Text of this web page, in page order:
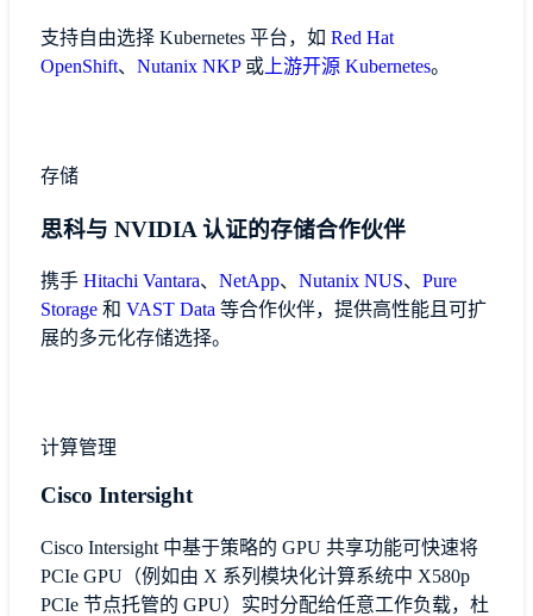
支持自由选择 Kubernetes 平台，如 Red Hat
OpenShift、 Nutanix NKP或上游开源 Kubernetes。
存储
思科与 NVIDIA 认证的存储合作伙伴
携手 Hitachi Vantara、 NetApp、 Nutanix NUS、 Pure
Storage和 VAST Data 等合作伙伴，提供高性能且可扩
展的多元化存储选择。
计算管理
Cisco Intersight
Cisco Intersight 中基于策略的 GPU 共享功能可快速将
PCIe GPU（例如由 X 系列模块化计算系统中 X580p
PCIe 节点托管的 GPU）实时分配给任意工作负载，杜